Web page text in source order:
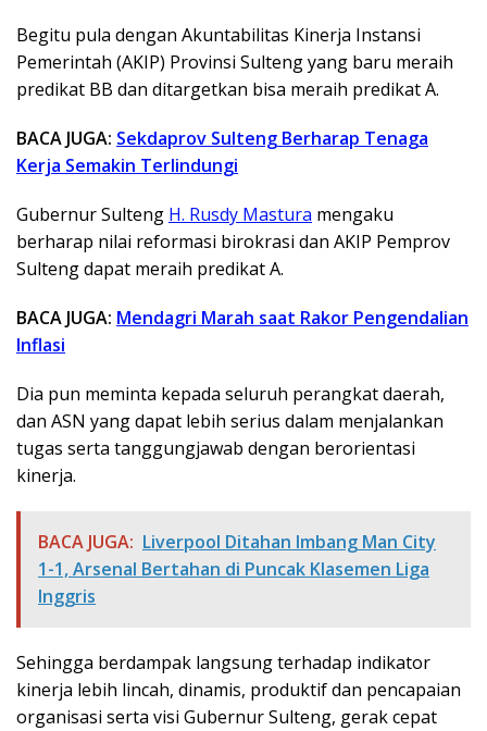
Begitu pula dengan Akuntabilitas Kinerja Instansi
Pemerintah (AKIP) Provinsi Sulteng yang baru meraih
predikat BB dan ditargetkan bisa meraih predikat A.
BACA JUGA: Sekdaprov Sulteng Berharap Tenaga
Kerja Semakin Terlindungi
Gubernur Sulteng H. Rusdy Mastura mengaku
berharap nilai reformasi birokrasi dan AKIP Pemprov
Sulteng dapat meraih predikat A.
BACA JUGA: Mendagri Marah saat Rakor Pengendalian
Inflasi
Dia pun meminta kepada seluruh perangkat daerah,
dan ASN yang dapat lebih serius dalam menjalankan
tugas serta tanggungjawab dengan berorientasi
kinerja.
BACA JUGA: Liverpool Ditahan Imbang Man City
1-1, Arsenal Bertahan di Puncak Klasemen Liga
Inggris
Sehingga berdampak langsung terhadap indikator
kinerja lebih lincah, dinamis, produktif dan pencapaian
organisasi serta visi Gubernur Sulteng, gerak cepat